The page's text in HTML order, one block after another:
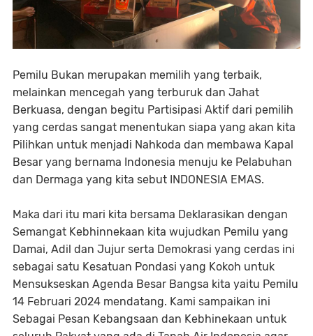
Pemilu Bukan merupakan memilih yang terbaik,
melainkan mencegah yang terburuk dan Jahat
Berkuasa, dengan begitu Partisipasi Aktif dari pemilih
yang cerdas sangat menentukan siapa yang akan kita
Pilihkan untuk menjadi Nahkoda dan membawa Kapal
Besar yang bernama Indonesia menuju ke Pelabuhan
dan Dermaga yang kita sebut INDONESIA EMAS.
Maka dari itu mari kita bersama Deklarasikan dengan
Semangat Kebhinnekaan kita wujudkan Pemilu yang
Damai, Adil dan Jujur serta Demokrasi yang cerdas ini
sebagai satu Kesatuan Pondasi yang Kokoh untuk
Mensukseskan Agenda Besar Bangsa kita yaitu Pemilu
14 Februari 2024 mendatang. Kami sampaikan ini
Sebagai Pesan Kebangsaan dan Kebhinekaan untuk